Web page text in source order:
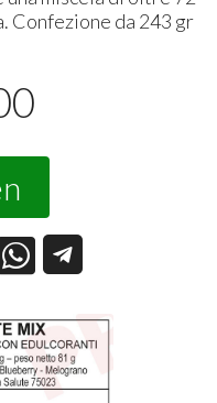
da 243 gr